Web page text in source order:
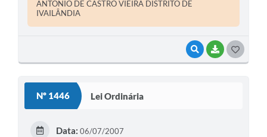
VISUALIZAR
BAIXAR
ANTONIO DE CASTRO VIEIRA DISTRITO DE
IVAILÂNDIA
Nº 1446 Lei Ordinária
Data: 06/07/2007